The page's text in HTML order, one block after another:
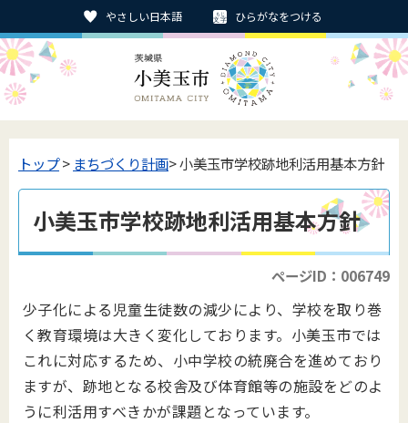
やさしい日本語 ひらがなをつける
トップ> まちづくり計画> 小美玉市学校跡地利活用基本方針
小美玉市学校跡地利活用基本方針
ページID：006749
少子化による児童生徒数の減少により、学校を取り巻
く教育環境は大きく変化しております。小美玉市では
これに対応するため、小中学校の統廃合を進めており
ますが、跡地となる校舎及び体育館等の施設をどのよ
うに利活用すべきかが課題となっています。